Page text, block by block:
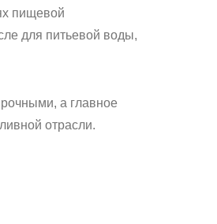
пищевой
для питьевой воды,
а главное
отрасли.